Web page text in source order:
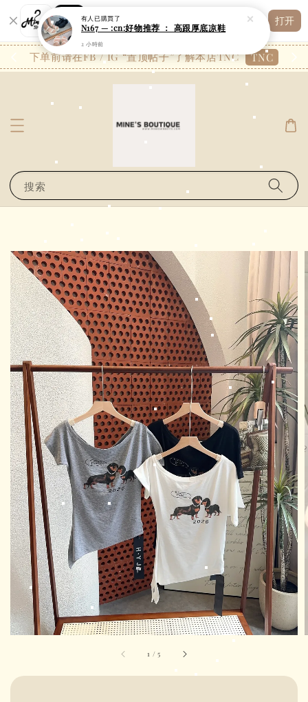
Shopping: 追踪您的订单
您信赖的商店
打开
下单前请在FB / IG “置顶帖子”了解本店TNC TNC
搜索
1 /5
有人 已購買了
N167 — :cn:好物推荐 ： 高跟厚底凉鞋
2 小時前